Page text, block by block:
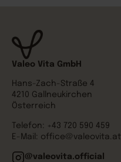
Valeo Vita GmbH
Hans-Zach-Straße 4
4210 Gallneukirchen
Österreich
Telefon: +43 720 590 459
E-Mail: office@valeovita.at
@valeovita.official